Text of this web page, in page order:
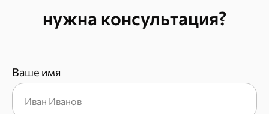
нужна консультация?
Ваше имя